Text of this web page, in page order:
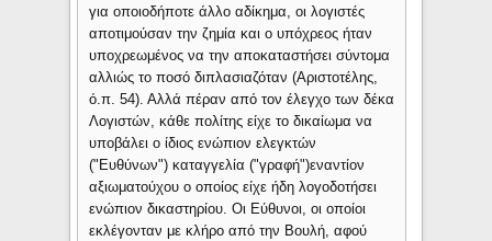
για οποιοδήποτε άλλο αδίκημα, οι λογιστές
αποτιμούσαν την ζημία και ο υπόχρεος ήταν
υποχρεωμένος να την αποκαταστήσει σύντομα
αλλιώς το ποσό διπλασιαζόταν (Αριστοτέλης,
ό.π. 54). Αλλά πέραν από τον έλεγχο των δέκα
Λογιστών, κάθε πολίτης είχε το δικαίωμα να
υποβάλει ο ίδιος ενώπιον ελεγκτών
("Ευθύνων") καταγγελία ("γραφή")εναντίον
αξιωματούχου ο οποίος είχε ήδη λογοδοτήσει
ενώπιον δικαστηρίου. Οι Εύθυνοι, οι οποίοι
εκλέγονταν με κλήρο από την Βουλή, αφού